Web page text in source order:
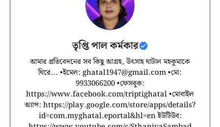
তৃপ্তি পাল কর্মকার
আমার প্রতিবেদনের সব কিছু আগ্রহ, উৎসাহ ঘাটাল মহকুমাকে
ঘিরে... •ইমেল: ghatal1947@gmail.com•মো:
9933066200 •ফেসবুক:
https://www.facebook.com/triptighatal •মোবাইল
অ্যাপ: https://play.google.com/store/apps/details?
id=com.myghatal.eportal&hl=en ইউটিউব: